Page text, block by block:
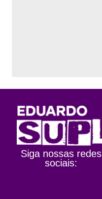
Siga nossas redes
sociais: